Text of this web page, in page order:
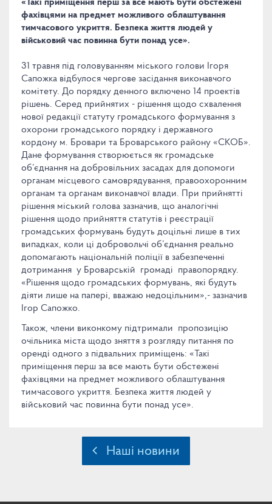
«Такі приміщення перш за все мають бути обстежені
фахівцями на предмет можливого облаштування
тимчасового укриття. Безпека життя людей у
військовий час повинна бути понад усе».
31 травня під головуванням міського голови Ігоря
Сапожка відбулося чергове засідання виконавчого
комітету. До порядку денного включено 14 проектів
рішень. Серед прийнятих - рішення щодо схвалення
нової редакції статуту громадського формування з
охорони громадського порядку і державного
кордону м. Бровари та Броварського району «СКОБ».
Дане формування створюється як громадське
об’єднання на добровільних засадах для допомоги
органам місцевого самоврядування, правоохоронним
органам та органам виконавчої влади. При прийнятті
рішення міський голова зазначив, що аналогічні
рішення щодо прийняття статутів і реєстрації
громадських формувань будуть доцільні лише в тих
випадках, коли ці добровольчі об’єднання реально
допомагають національній поліції в забезпеченні
дотримання у Броварській громаді правопорядку.
«Рішення щодо громадських формувань, які будуть
діяти лише на папері, вважаю недоцільним»,- зазначив
Ігор Сапожко.
Також, члени виконкому підтримали пропозицію
очільника міста щодо зняття з розгляду питання по
оренді одного з підвальних приміщень: «Такі
приміщення перш за все мають бути обстежені
фахівцями на предмет можливого облаштування
тимчасового укриття. Безпека життя людей у
військовий час повинна бути понад усе».
Наші новини